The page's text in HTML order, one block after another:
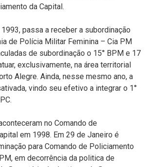
da Capital.
passa a receber a subordinação
de Polícia Militar Feminina – Cia PM
de subordinação o 15° BPM e 17
exclusivamente, na área territorial
Alegre. Ainda, nesse mesmo ano, a
vindo seu efetivo a integrar o 1°
no Comando de
em 1998. Em 29 de Janeiro é
para Comando de Policiamento
em decorrência da politica de